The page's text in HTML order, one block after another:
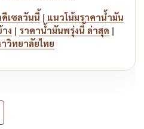
เซลวันนี้ | แนวโน้มราคาน้ำมัน
ง | ราคาน้ำมันพรุ่งนี้ ล่าสุด |
วิทยาลัยไทย